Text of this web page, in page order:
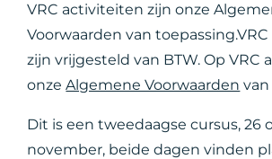
VRC activiteiten zijn onze
Voorwaarden van
zijn vrijgesteld van BTW. Op VRC
onzeAlgemene Voorwaarden
Dit is een tweedaagse cursus, 26
november, beide dagen vinden